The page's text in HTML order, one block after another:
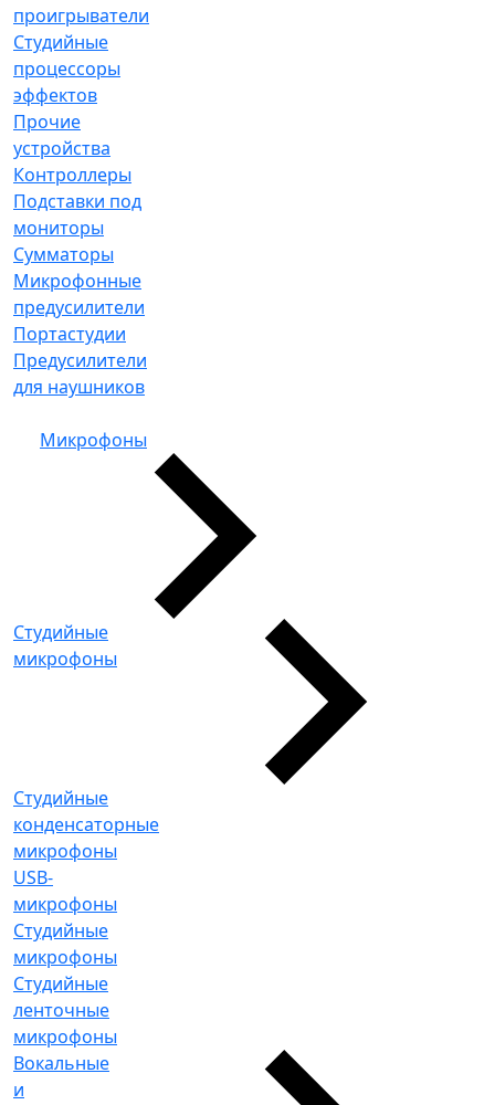
проигрыватели
Студийные
процессоры
эффектов
Прочие
устройства
Контроллеры
Подставки под
мониторы
Сумматоры
Микрофонные
предусилители
Портастудии
Предусилители
для наушников
Микрофоны
Студийные
микрофоны
Студийные
конденсаторные
микрофоны
USB-
микрофоны
Студийные
микрофоны
Студийные
ленточные
микрофоны
Вокальные
и